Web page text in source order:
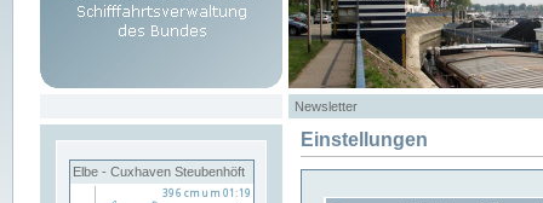
Newsletter
Elbe - Cuxhaven Steubenhöft
Einstellungen